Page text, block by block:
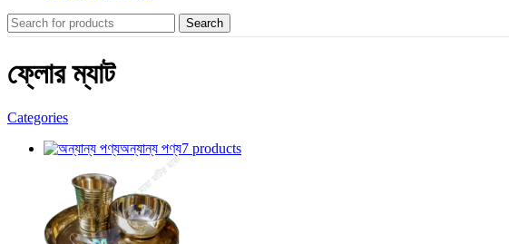
Search
ফ্লোর ম্যাট
Categories
অন্যান্য পণ্য7 products